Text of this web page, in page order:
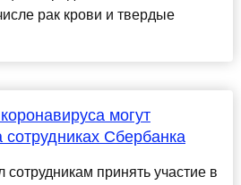
рак крови и твердые
могут
сотрудниках Сбербанка
принять участие в